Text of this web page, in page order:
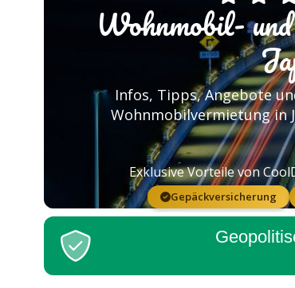
Wohnmobil-
Infos, Tipps, Angebote
Wohnmobilvermietung in
Exklusive Vorteile von
Gepäckversicherung